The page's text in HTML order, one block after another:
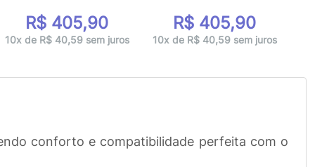
R$ 405,90
10x de R$ 40,59 sem juros
R$ 405,90
10x de R$ 40,59 sem juros
conforto e compatibilidade perfeita com o